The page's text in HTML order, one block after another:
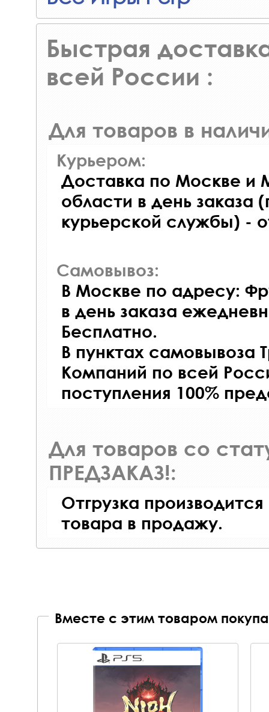
Быстрая
всей России :
Для товаров в
Курьером:
Доставка по Москве и
области в день заказа
курьерской службы) -
Самовывоз:
В Москве по адресу:
в день заказа
Бесплатно.
В пунктах самовывоза
Компаний по всей
поступления 100%
Для товаров со
ПРЕДЗАКАЗ!:
Отгрузка
товара в продажу.
Вместе с этим товаром